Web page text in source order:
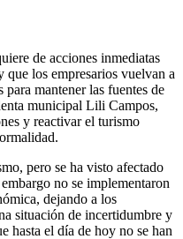
de acciones inmediatas
que los empresarios vuelvan a
mantener las fuentes de
municipal Lili Campos,
y reactivar el turismo
pero se ha visto afectado
no se implementaron
dejando a los
situación de incertidumbre y
hasta el día de hoy no se han